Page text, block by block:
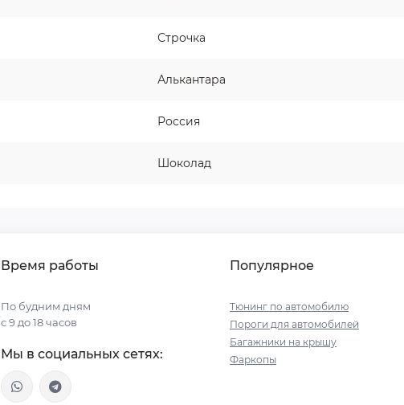
Строчка
Алькантара
Россия
Шоколад
Время работы
По будним дням
с 9 до 18 часов
Мы в социальных сетях:
Популярное
Тюнинг по автомобилю
Пороги для автомобилей
Багажники на крышу
Фаркопы